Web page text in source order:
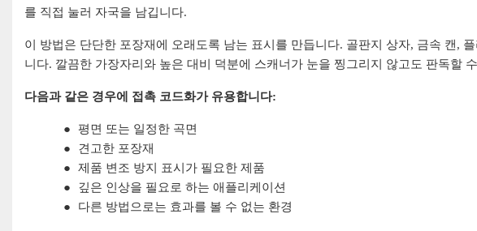
를 직접 눌러 자국을 남깁니다.
이 방법은 단단한 포장재에 오래도록 남는 표시를 만듭니다. 골판지 상자, 금속 캔,
니다. 깔끔한 가장자리와 높은 대비 덕분에 스캐너가 눈을 찡그리지 않고도 판독할
다음과 같은 경우에 접촉 코드화가 유용합니다:
●
평면 또는 일정한 곡면
●
견고한 포장재
●
제품 변조 방지 표시가 필요한 제품
●
깊은 인상을 필요로 하는 애플리케이션
●
다른 방법으로는 효과를 볼 수 없는 환경